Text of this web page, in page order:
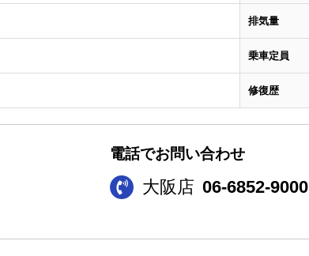
排気量
乗車定員
修復歴
電話でお問い合わせ
大阪店 06-6852-9000